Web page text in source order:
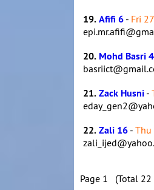
19.Afifi 6 - Fri
20. Mohd Basri 4
21.Zack Husni -
22.Zali 16 - Thu
Page 1 (Total 22